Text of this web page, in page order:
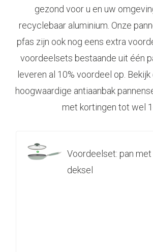
gezond voor u en uw
recyclebaar aluminium. Onze
pfas zijn ook nog eens extra
voordeelsets bestaande uit één
leveren al 10% voordeel op.
hoogwaardige antiaanbak
met kortingen tot wel
Voordeelset: pan met
deksel